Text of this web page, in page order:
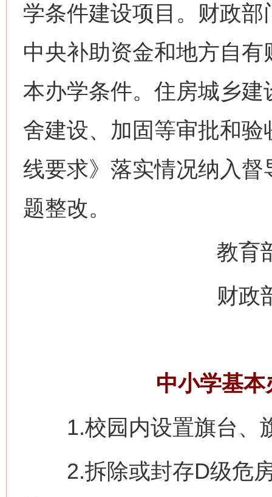
学条件建设项目。财政
中央补助资金和地方自
本办学条件。住房城乡
舍建设、加固等审批和
线要求》落实情况纳入
题整改。
教育部
财政部
中小学基
1.校园内设置旗台、
2.拆除或封存D级危房